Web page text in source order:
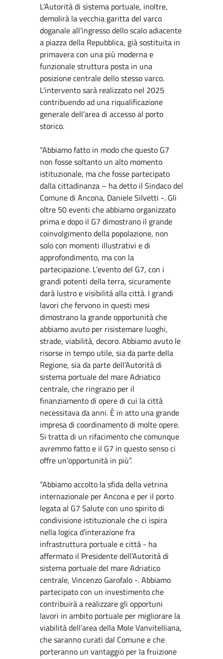
L’Autorità di sistema portuale, inoltre,
demolirà la vecchia garitta del varco
doganale all’ingresso dello scalo adiacente
a piazza della Repubblica, già sostituita in
primavera con una più moderna e
funzionale struttura posta in una
posizione centrale dello stesso varco.
L’intervento sarà realizzato nel 2025
contribuendo ad una riqualificazione
generale dell’area di accesso al porto
storico.
“Abbiamo fatto in modo che questo G7
non fosse soltanto un alto momento
istituzionale, ma che fosse partecipato
dalla cittadinanza – ha detto il Sindaco del
Comune di Ancona, Daniele Silvetti -. Gli
oltre 50 eventi che abbiamo organizzato
prima e dopo il G7 dimostrano il grande
coinvolgimento della popolazione, non
solo con momenti illustrativi e di
approfondimento, ma con la
partecipazione. L’evento del G7, con i
grandi potenti della terra, sicuramente
darà lustro e visibilità alla città. I grandi
lavori che fervono in questi mesi
dimostrano la grande opportunità che
abbiamo avuto per risistemare luoghi,
strade, viabilità, decoro. Abbiamo avuto le
risorse in tempo utile, sia da parte della
Regione, sia da parte dell’Autorità di
sistema portuale del mare Adriatico
centrale, che ringrazio per il
finanziamento di opere di cui la città
necessitava da anni. È in atto una grande
impresa di coordinamento di molte opere.
Si tratta di un rifacimento che comunque
avremmo fatto e il G7 in questo senso ci
offre un’opportunità in più”.
“Abbiamo accolto la sfida della vetrina
internazionale per Ancona e per il porto
legata al G7 Salute con uno spirito di
condivisione istituzionale che ci ispira
nella logica d’interazione fra
infrastruttura portuale e città - ha
affermato il Presidente dell’Autorità di
sistema portuale del mare Adriatico
centrale, Vincenzo Garofalo -. Abbiamo
partecipato con un investimento che
contribuirà a realizzare gli opportuni
lavori in ambito portuale per migliorare la
viabilità dell’area della Mole Vanvitelliana,
che saranno curati dal Comune e che
porteranno un vantaggio per la fruizione